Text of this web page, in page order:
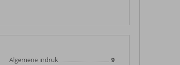
Algemene indruk
9